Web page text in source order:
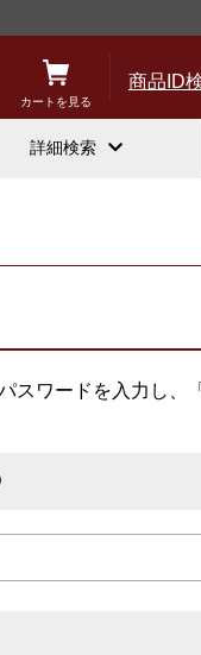
商品ID
カートを見る
詳細検索
スワードを入力し、